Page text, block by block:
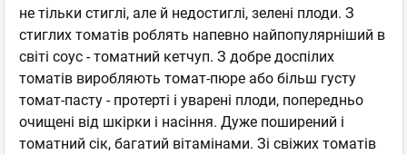
не тільки стиглі, але й недостиглі, зелені плоди. З
стиглих томатів роблять напевно найпопулярніший в
світі соус - томатний кетчуп. З добре доспілих
томатів виробляють томат-пюре або більш густу
томат-пасту - протерті і уварені плоди, попередньо
очищені від шкірки і насіння. Дуже поширений і
томатний сік, багатий вітамінами. Зі свіжих томатів